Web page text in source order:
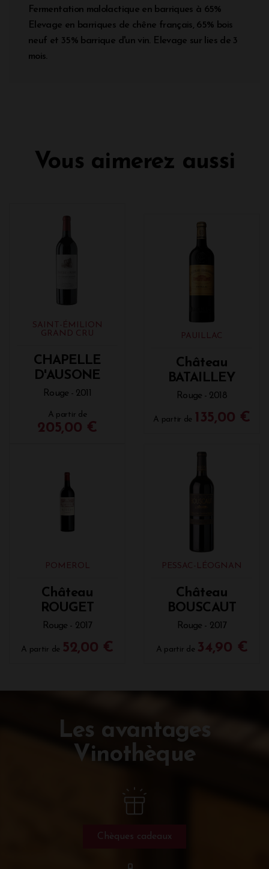
Fermentation malolactique en barriques à 65%
Elevage en barriques de chêne français, 65% bois
neuf et 35% barrique d'un vin. Elevage sur lies de 3
mois.
Vous aimerez aussi
SAINT-ÉMILION
GRAND CRU
CHAPELLE
D'AUSONE
Rouge - 2011
A partir de
205,00 €
PAUILLAC
Château
BATAILLEY
Rouge - 2018
A partir de 135,00 €
POMEROL
Château
ROUGET
Rouge - 2017
A partir de 52,00 €
PESSAC-LÉOGNAN
Château
BOUSCAUT
Rouge - 2017
A partir de 34,90 €
Les avantages
Vinothèque
Chèques cadeaux